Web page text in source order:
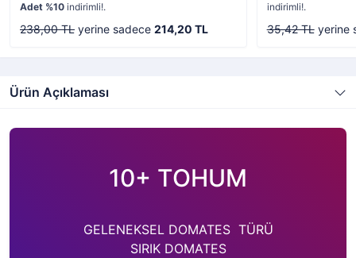
Adet %10 indirimli!.
238,00 TL yerine sadece 214,20 TL
indirimli!.
35,42 TLyerine
Ürün Açıklaması
10+ TOHUM
GELENEKSEL DOMATES TÜRÜ
SIRIK DOMATES